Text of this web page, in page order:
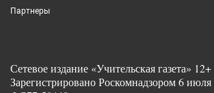
Партнеры
Сетевое издание «Учительская газета» 12+
Зарегистрировано Роскомнадзором 6